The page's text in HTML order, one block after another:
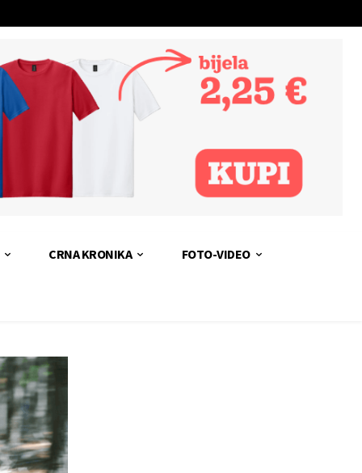
CRNA KRONIKA FOTO-VIDEO